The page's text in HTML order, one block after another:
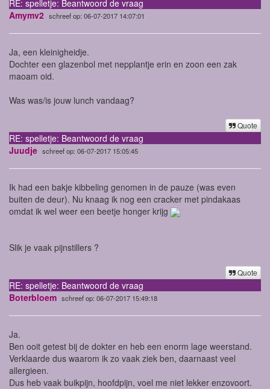
RE: spelletje: Beantwoord de vraag
Amymv2 schreef op: 06-07-2017 14:07:01
Ja, een kleinigheidje.
Dochter een glazenbol met nepplantje erin en zoon een zak
maoam oid.
Was was/is jouw lunch vandaag?
Quote
RE: spelletje: Beantwoord de vraag
Juudje schreef op: 06-07-2017 15:05:45
Ik had een bakje kibbeling genomen in de pauze (was even
buiten de deur). Nu knaag ik nog een cracker met pindakaas
omdat ik wel weer een beetje honger krijg
Slik je vaak pijnstillers ?
Quote
RE: spelletje: Beantwoord de vraag
Boterbloem schreef op: 06-07-2017 15:49:18
Ja.
Ben ooit getest bij de dokter en heb een enorm lage weerstand.
Verklaarde dus waarom ik zo vaak ziek ben, daarnaast veel
allergieen.
Dus heb vaak buikpijn, hoofdpijn, voel me niet lekker enzovoort.